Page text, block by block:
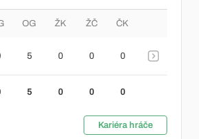
OG ŽK ŽČ ČK
5 0 0 0
5 0 0 0
Kariéra hráče